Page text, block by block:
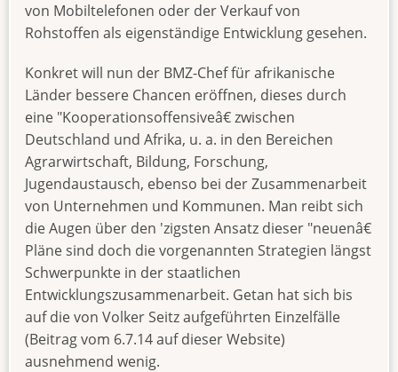
von Mobiltelefonen oder der Verkauf von
Rohstoffen als eigenständige Entwicklung gesehen.
Konkret will nun der BMZ-Chef für afrikanische
Länder bessere Chancen eröffnen, dieses durch
eine "Kooperationsoffensiveâ€ zwischen
Deutschland und Afrika, u. a. in den Bereichen
Agrarwirtschaft, Bildung, Forschung,
Jugendaustausch, ebenso bei der Zusammenarbeit
von Unternehmen und Kommunen. Man reibt sich
die Augen über den 'zigsten Ansatz dieser "neuenâ€
Pläne sind doch die vorgenannten Strategien längst
Schwerpunkte in der staatlichen
Entwicklungszusammenarbeit. Getan hat sich bis
auf die von Volker Seitz aufgeführten Einzelfälle
(Beitrag vom 6.7.14 auf dieser Website)
ausnehmend wenig.